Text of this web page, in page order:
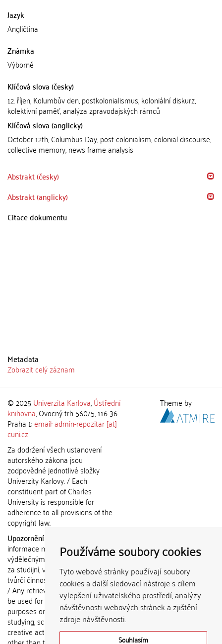
Používáme soubory cookies
Tyto webové stránky používají soubory
cookies a další sledovací nástroje s cílem
vylepšení uživatelského prostředí, analýzy
návštěvnosti webových stránek a zjištění
zdroje návštěvnosti.
Souhlasím
Jazyk
Angličtina
Známka
Výborně
Klíčová slova (česky)
12. říjen, Kolumbův den, postkolonialismus, koloniální diskurz,
kolektivní paměť, analýza zpravodajských rámců
Klíčová slova (anglicky)
October 12th, Columbus Day, post-colonialism, colonial discourse,
collective memory, news frame analysis
Abstrakt (česky)
Abstrakt (anglicky)
Citace dokumentu
Metadata
Zobrazit celý záznam
© 2025 Univerzita Karlova,Ústřední
knihovna, Ovocný trh 560/5, 116 36
Praha 1;email: admin-repozitar [at]
cuni.cz
Za dodržení všech ustanovení
autorského zákona jsou
zodpovědné jednotlivé složky
Univerzity Karlovy. / Each
constituent part of Charles
University is responsible for
adherence to all provisions of the
copyright law.
Upozornění / Notice:
informace nemohou být použity k
výdělečným účelům nebo vydávány
za studijní, vědeckou nebo jinou
tvůrčí činnost jiné osoby než autora.
/ Any retrieved information shall not
be used for any commercial
purposes or claimed as results of
studying, scientific or any other
creative activities of any person
Theme by